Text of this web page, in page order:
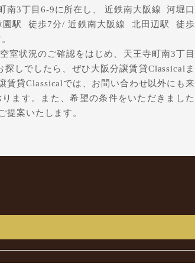
南3丁目6-9に所在し、 近鉄南大阪線 河堀口
駅 徒歩7分/ 近鉄南大阪線 北田辺駅 徒歩
室状況のご確認をはじめ、天王寺町南3丁目
しでしたら、ぜひ大阪分譲賃貸Classicalま
賃貸Classicalでは、お問い合わせ以外にも来
ます。また、希望の条件をいただきました
提案いたします。